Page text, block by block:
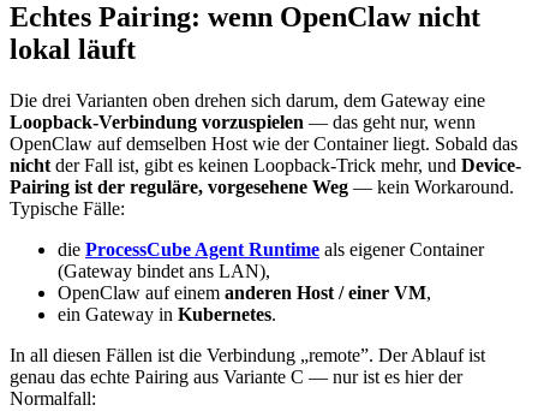
Echtes Pairing: wenn OpenClaw nicht
lokal läuft
Die drei Varianten oben drehen sich darum, dem Gateway eine
Loopback-Verbindung vorzuspielen — das geht nur, wenn
OpenClaw auf demselben Host wie der Container liegt. Sobald das
nicht der Fall ist, gibt es keinen Loopback-Trick mehr, und Device-
Pairing ist der reguläre, vorgesehene Weg — kein Workaround.
Typische Fälle:
die ProcessCube Agent Runtime als eigener Container
(Gateway bindet ans LAN),
OpenClaw auf einem anderen Host / einer VM,
ein Gateway in Kubernetes.
In all diesen Fällen ist die Verbindung „remote”. Der Ablauf ist
genau das echte Pairing aus Variante C — nur ist es hier der
Normalfall: